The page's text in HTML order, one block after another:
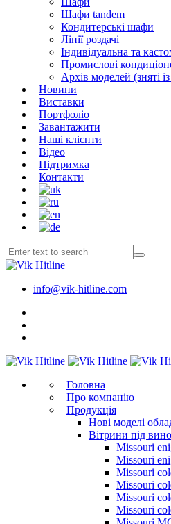
Шафи tandem
Кондитерські шафи
Лінії роздачі
Індивідуальна та
Промислові
Архів моделей (зняті
Новини
Виставки
Портфоліо
Завантажити
Наші клієнти
Відео
Підтримка
Контакти
info@vik-hitline.com
Головна
Про компанію
Продукція
Нові моделі
Вітрини під
Missouri
Missouri
Missouri
Missouri
Missouri
Missouri